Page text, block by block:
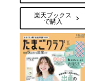
楽天ブックス
で購入